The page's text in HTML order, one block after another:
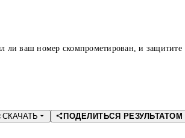
ли ваш номер скомпрометирован, и защитите
СКАЧАТЬ ПОДЕЛИТЬСЯ РЕЗУЛЬТАТОМ